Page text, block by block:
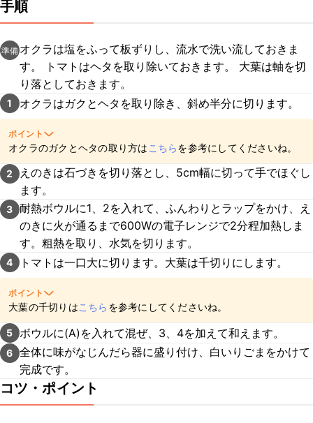
手順
準備 オクラは塩をふって板ずりし、流水で洗い流しておきま
す。 トマトはヘタを取り除いておきます。 大葉は軸を切
り落としておきます。
1 オクラはガクとヘタを取り除き、斜め半分に切ります。
ポイント
オクラのガクとヘタの取り方は こちらを参考にしてくださいね。
2
えのきは石づきを切り落とし、5cm幅に切って手でほぐし
ます。
3 耐熱ボウルに1、2を入れて、ふんわりとラップをかけ、え
のきに火が通るまで600Wの電子レンジで2分程加熱しま
す。粗熱を取り、水気を切ります。
4 トマトは一口大に切ります。大葉は千切りにします。
ポイント
大葉の千切りはこちら を参考にしてくださいね。
5 ボウルに(A)を入れて混ぜ、3、4を加えて和えます。
6 全体に味がなじんだら器に盛り付け、白いりごまをかけて
完成です。
コツ・ポイント